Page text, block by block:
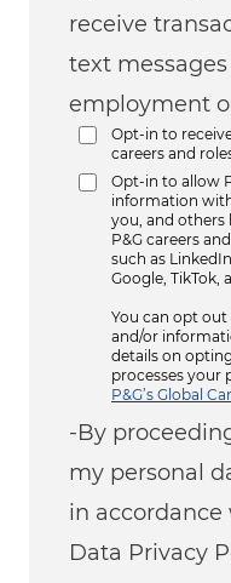
receive
text
employment
Opt-in to
careers and
Opt-in to allow
information
you, and others
P&G careers
such as
Google, TikTok,
You can opt
and/or
details on
processes your
P&G’s Global
-By
my personal
in
Data Privacy